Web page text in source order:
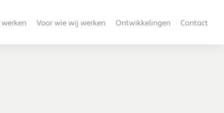
Voor wie wij werken Ontwikkelingen Contact